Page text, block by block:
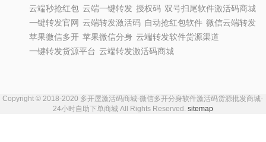
云端秒抢红包 云端一键转发 授权码 双号扫尾软件激活码商城
一键转发官网 云端转发激活码 自动抢红包软件 微信云端转发
苹果微信多开 苹果微信分身 云端转发软件货源渠道
一键转发货源平台 云端转发激活码商城
Copyright © 2018-2020 多开屋激活码商城-微信多开分身软件激活码货源批发商城-
24小时自助下单商城 All Rights Reserved. sitemap